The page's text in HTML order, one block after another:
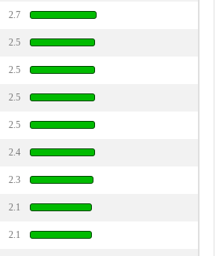
2.7
2.5
2.5
2.5
2.5
2.4
2.3
2.1
2.1